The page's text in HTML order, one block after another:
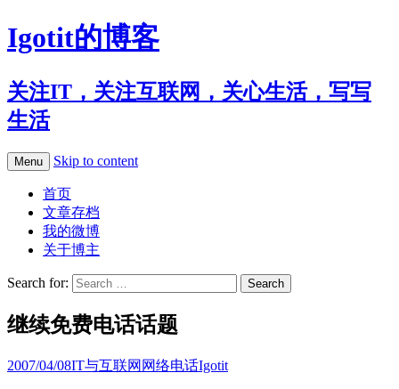
Igotit的博客
关注IT，关注互联网，关心生活，写写
生活
Menu Skip to content
首页
文章存档
我的微博
关于博主
Search for:
继续免费电话话题
2007/04/08IT与互联网 网络电话Igotit